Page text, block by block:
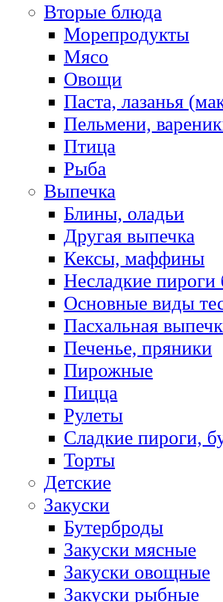
Вторые блюда
Морепродукты
Мясо
Овощи
Паста, лазанья
Пельмени,
Птица
Рыба
Выпечка
Блины, оладьи
Другая выпечка
Кексы, маффины
Несладкие пироги
Основные виды
Пасхальная
Печенье, пряники
Пирожные
Пицца
Рулеты
Сладкие пироги,
Торты
Детские
Закуски
Бутерброды
Закуски мясные
Закуски овощные
Закуски рыбные